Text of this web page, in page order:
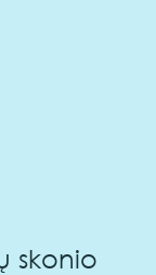
skonio